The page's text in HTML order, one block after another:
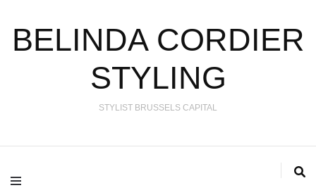
BELINDA CORDIER
STYLING
STYLIST BRUSSELS CAPITAL